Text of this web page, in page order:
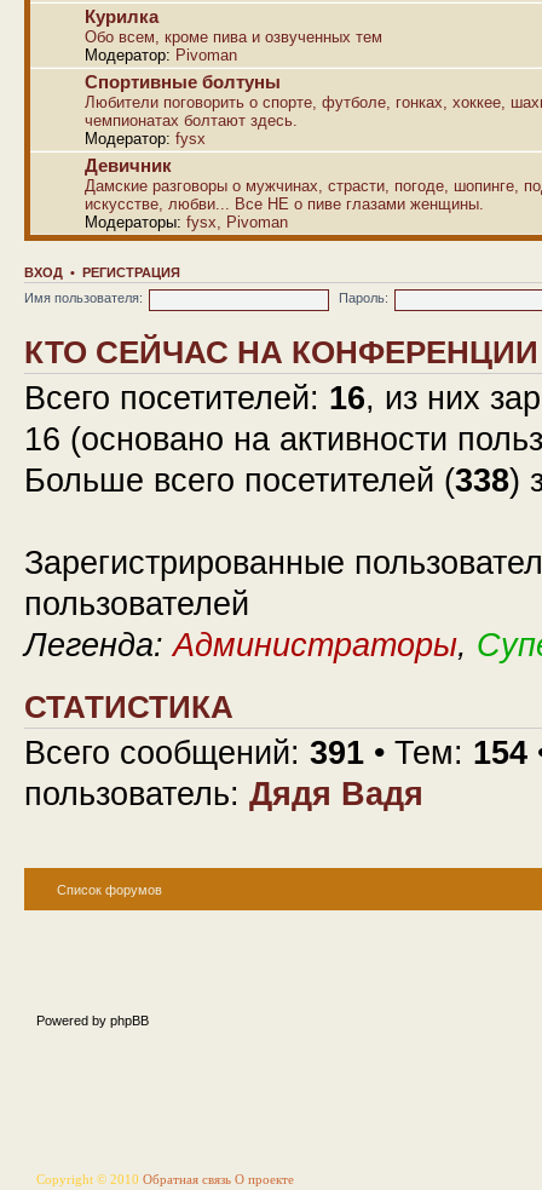
Курилка
Обо всем, кроме пива и озвученных тем
Модератор: Pivoman
Спортивные болтуны
Любители поговорить о спорте, футболе, гонках, хоккее,
чемпионатах болтают здесь.
Модератор: fysx
Девичник
Дамские разговоры о мужчинах, страсти, погоде, шопинге,
искусстве, любви... Все НЕ о пиве глазами женщины.
Модераторы: fysx Pivoman
ВХОД • РЕГИСТРАЦИЯ
Имя пользователя:
Пароль:
КТО СЕЙЧАС НА КОНФЕРЕНЦИИ
Всего посетителей: 16, из них
16 (основано на активности
Больше всего посетителей (338)
Зарегистрированные
пользователей
Легенда:Администраторы,
СТАТИСТИКА
Всего сообщений: 391 • Тем: 154
пользователь: Дядя Вадя
Список форумов
Powered by phpBB
Copyright © 2010 Обратная связь О проекте